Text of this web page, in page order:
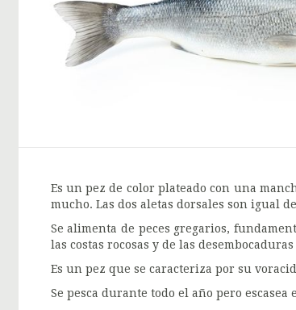
Es un pez de color plateado con una
mucho. Las dos aletas dorsales son igual
Se alimenta de peces gregarios,
las costas rocosas y de las
Es un pez que se caracteriza por su
Se pesca durante todo el año pero